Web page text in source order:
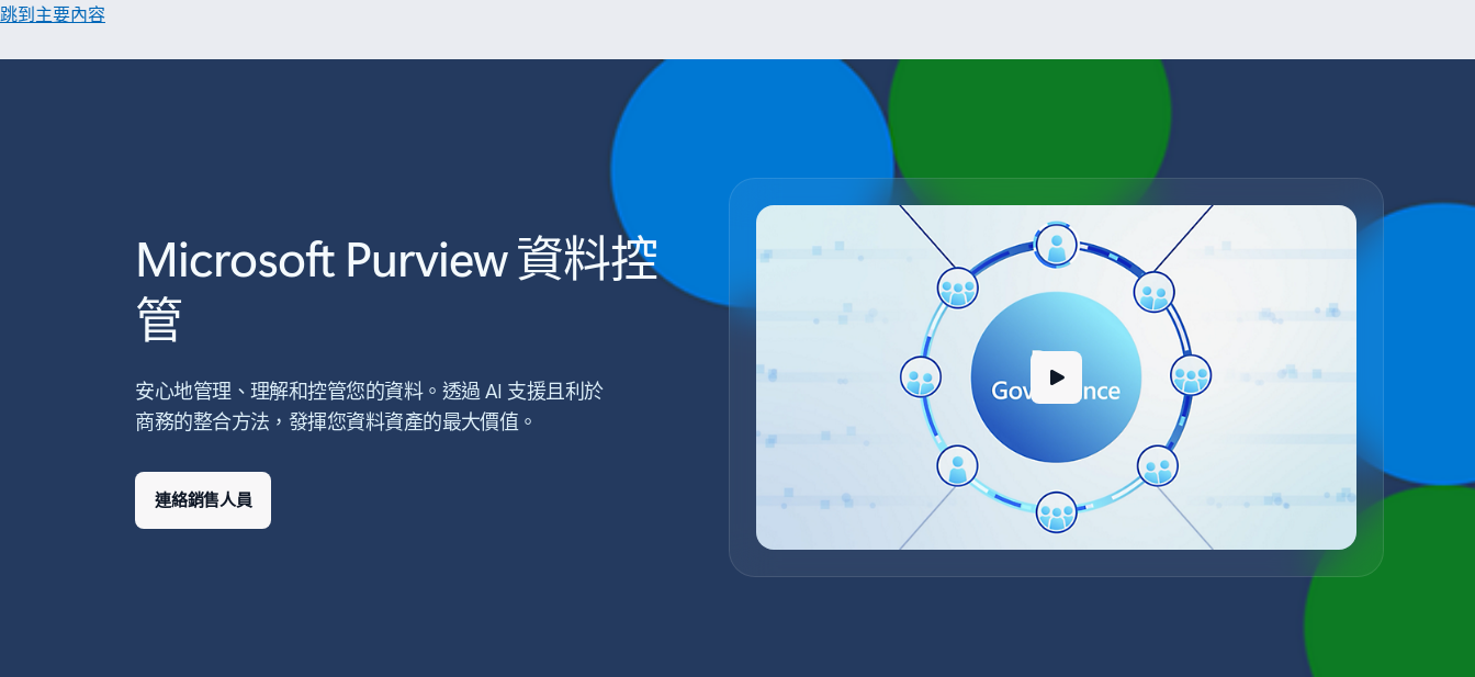
跳到主要內容
Microsoft Purview 資料控
管
安心地管理、理解和控管您的資料。透過 AI 支援且利於
商務的整合方法，發揮您資料資產的最大價值。
連絡銷售人員